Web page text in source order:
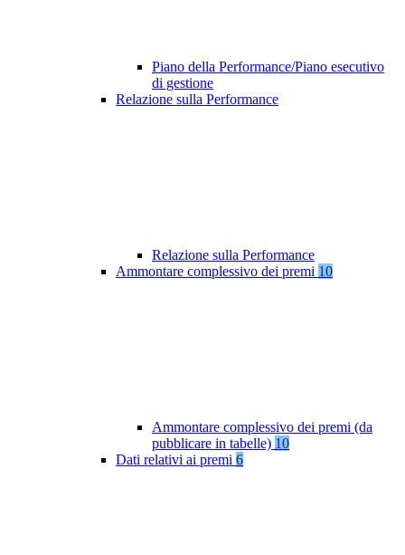
Piano della Performance/Piano esecutivo
di gestione
Relazione sulla Performance
Relazione sulla Performance
Ammontare complessivo dei premi 10
Ammontare complessivo dei premi (da
pubblicare in tabelle) 10
Dati relativi ai premi 6